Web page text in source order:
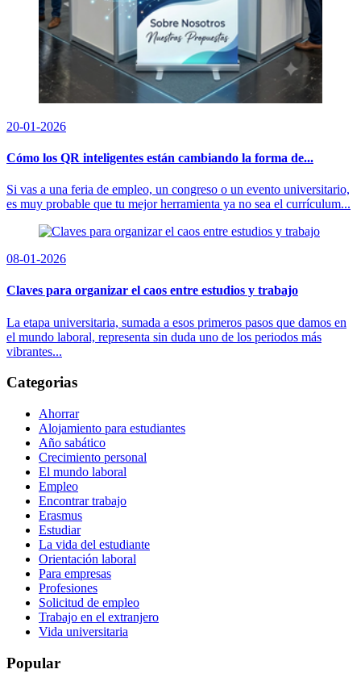
20-01-2026
Cómo los QR inteligentes están cambiando la forma de...
Si vas a una feria de empleo, un congreso o un evento universitario,
es muy probable que tu mejor herramienta ya no sea el currículum...
08-01-2026
Claves para organizar el caos entre estudios y trabajo
La etapa universitaria, sumada a esos primeros pasos que damos en
el mundo laboral, representa sin duda uno de los periodos más
vibrantes...
Categorias
Ahorrar
Alojamiento para estudiantes
Año sabático
Crecimiento personal
El mundo laboral
Empleo
Encontrar trabajo
Erasmus
Estudiar
La vida del estudiante
Orientación laboral
Para empresas
Profesiones
Solicitud de empleo
Trabajo en el extranjero
Vida universitaria
Popular